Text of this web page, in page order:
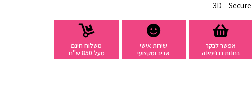
אפשר לבקר
בחנות בבנימינה
שירות אישי
אדיב ומקצועי
משלוח חינם
מעל 850 ש"ח